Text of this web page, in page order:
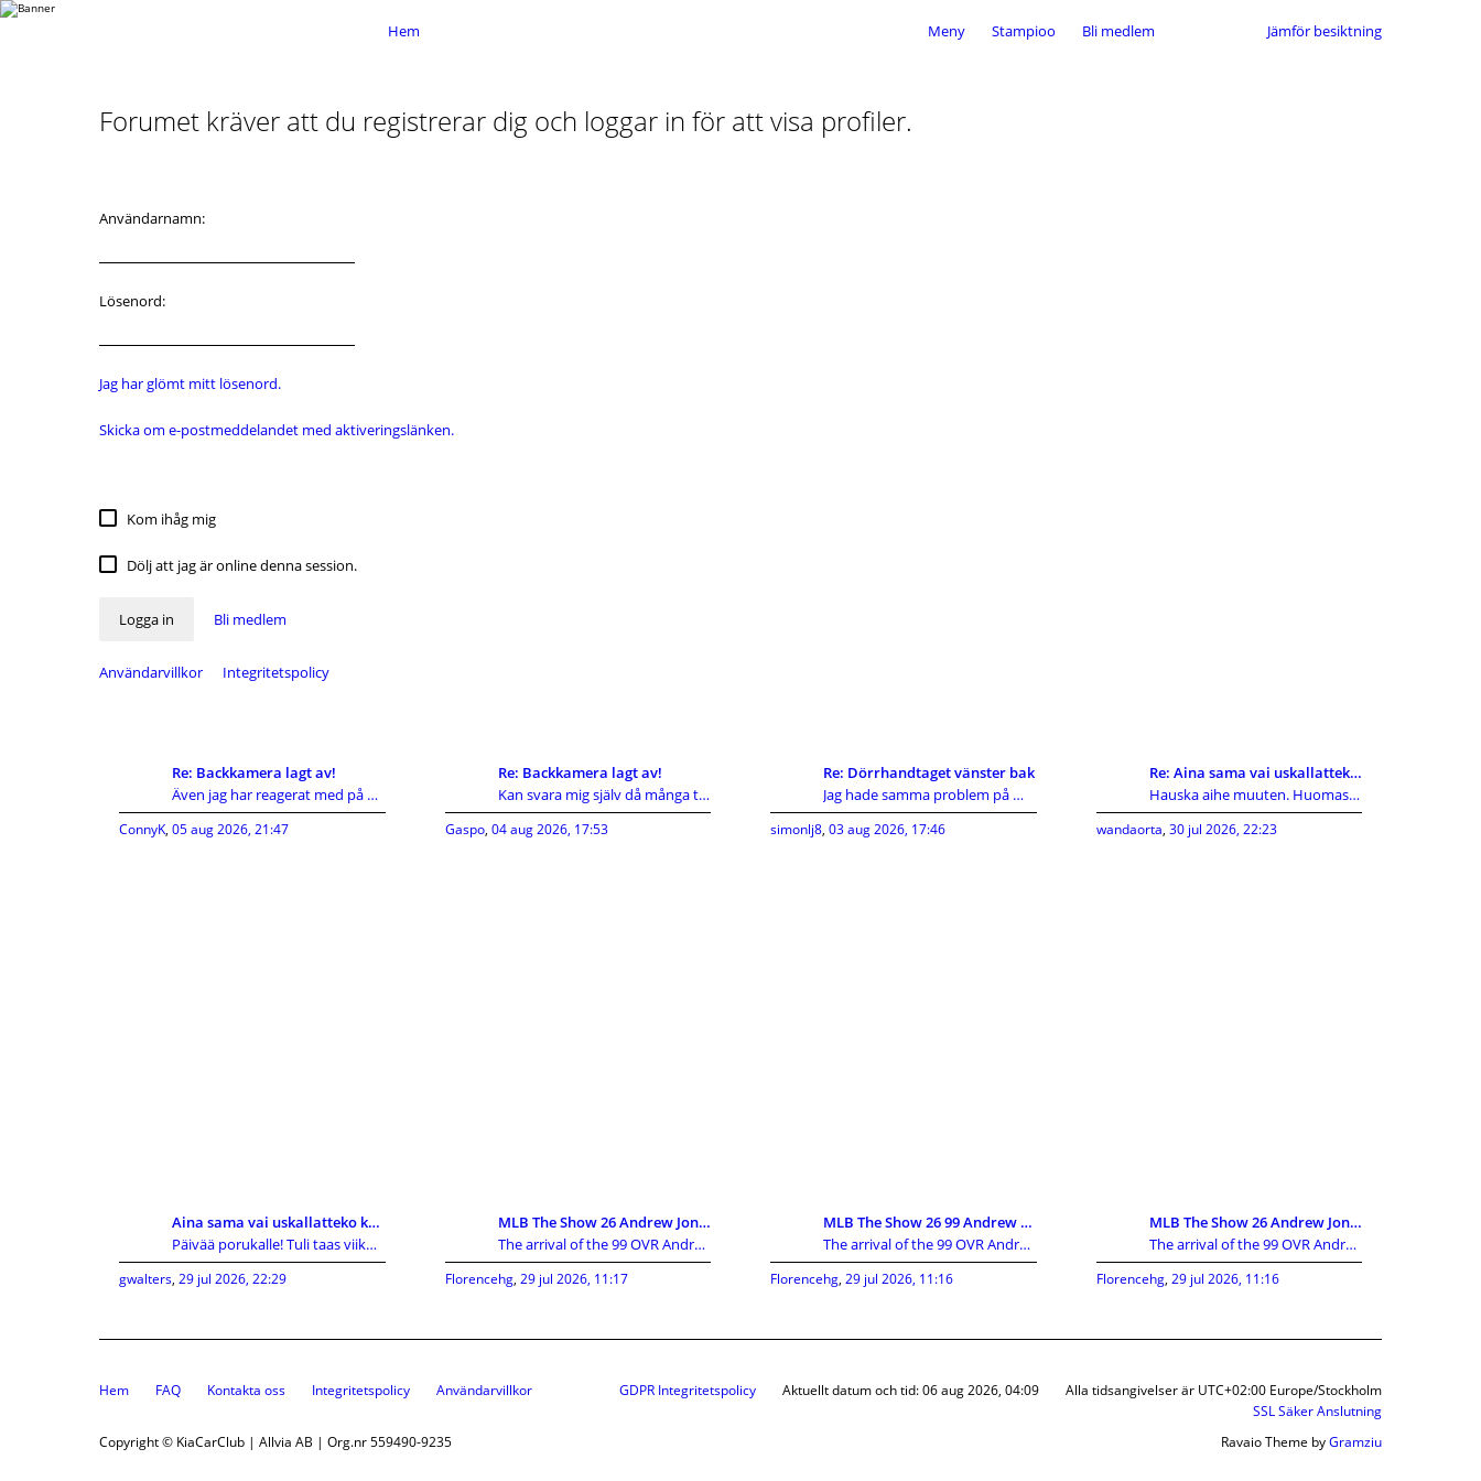
Meny Stampioo Bli medlem Jämför besiktning
Hem
Forumet kräver att du registrerar dig och loggar in för att visa profiler.
Användarnamn:
Lösenord:
Jag har glömt mitt lösenord.
Skicka om e-postmeddelandet med aktiveringslänken.
Kom ihåg mig
Dölj att jag är online denna session.
Logga in Bli medlem
Användarvillkor Integritetspolicy
Re: Backkamera lagt av!
Även jag har reagerat med på KIA's hutlösa reservd
ConnyK, 05 aug 2026, 21:47
Re: Backkamera lagt av!
Kan svara mig själv då många tyvärr inte gör det d
Gaspo, 04 aug 2026, 17:53
Re: Dörrhandtaget vänster bak
Jag hade samma problem på min ceed 2010, vajern in
simonlj8, 03 aug 2026, 17:46
Re: Aina sama vai uskallatteko kokeilla uutta?
Hauska aihe muuten. Huomasin itse joskus tekeväni
wandaorta, 30 jul 2026, 22:23
Aina sama vai uskallatteko kokeilla uutta?
Päivää porukalle! Tuli taas viikonloppuna vastaan
gwalters, 29 jul 2026, 22:29
MLB The Show 26 Andrew Jones 99 OVR Card Guide:Att
The arrival of the 99 OVR Andrew Jones card has cr
Florencehg, 29 jul 2026, 11:17
MLB The Show 26 99 Andrew Jones Breakdown:The Ulti
The arrival of the 99 OVR Andrew Jones card has cr
Florencehg, 29 jul 2026, 11:16
MLB The Show 26 Andrew Jones Review:Can He Replace
The arrival of the 99 OVR Andrew Jones card has cr
Florencehg, 29 jul 2026, 11:16
Hem FAQ Kontakta oss Integritetspolicy Användarvillkor Alla tidsangivelser är UTC+02:00 Europe/Stockholm
Aktuellt datum och tid: 06 aug 2026, 04:09
GDPR Integritetspolicy
SSL Säker Anslutning
Copyright © KiaCarClub | Allvia AB | Org.nr 559490-9235
Ravaio Theme byGramziu